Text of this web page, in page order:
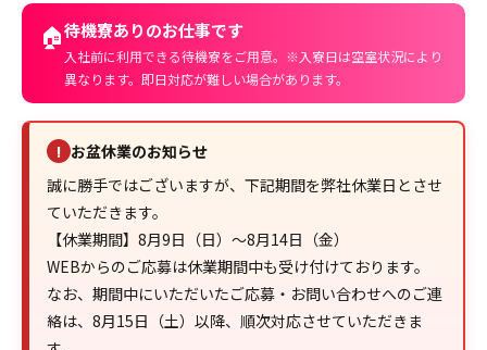
🏠待機寮ありのお仕事です
入社前に利用できる待機寮をご用意。※入寮日は空室状況により
異なります。即日対応が難しい場合があります。
! お盆休業のお知らせ
誠に勝手ではございますが、下記期間を弊社休業日とさせ
ていただきます。
【休業期間】8月9日（日）～8月14日（金）
WEBからのご応募は休業期間中も受け付けております。
なお、期間中にいただいたご応募・お問い合わせへのご連
絡は、8月15日（土）以降、順次対応させていただきま